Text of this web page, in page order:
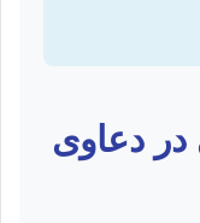
در دعاوی